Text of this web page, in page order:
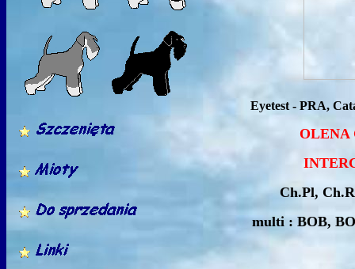
Eyetest - PRA,
OLENA
Ch.Pl,
multi : BOB,